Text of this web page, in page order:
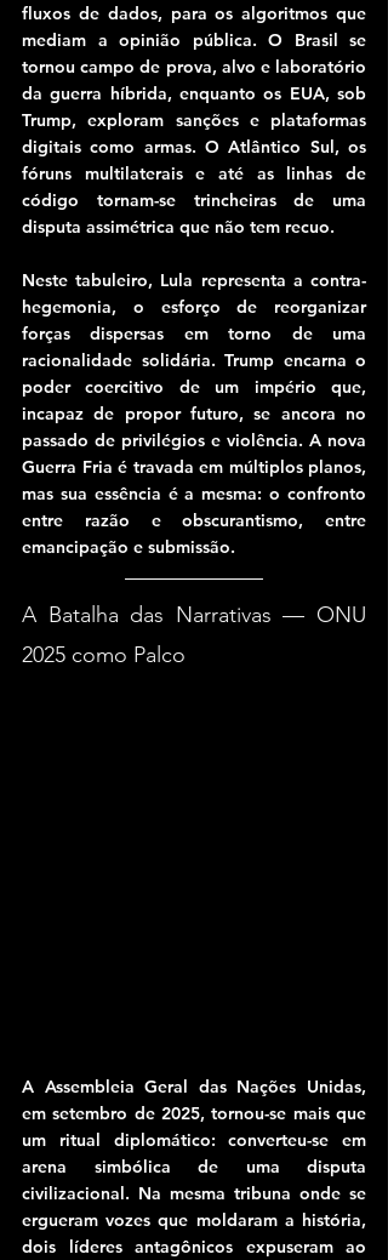
fluxos de dados, para os algoritmos que
mediam a opinião pública. O Brasil se
tornou campo de prova, alvo e laboratório
da guerra híbrida, enquanto os EUA, sob
Trump, exploram sanções e plataformas
digitais como armas. O Atlântico Sul, os
fóruns multilaterais e até as linhas de
código tornam-se trincheiras de uma
disputa assimétrica que não tem recuo.
Neste tabuleiro, Lula representa a contra-
hegemonia, o esforço de reorganizar
forças dispersas em torno de uma
racionalidade solidária. Trump encarna o
poder coercitivo de um império que,
incapaz de propor futuro, se ancora no
passado de privilégios e violência. A nova
Guerra Fria é travada em múltiplos planos,
mas sua essência é a mesma: o confronto
entre razão e obscurantismo, entre
emancipação e submissão.
A Batalha das Narrativas — ONU
2025 como Palco
A Assembleia Geral das Nações Unidas,
em setembro de 2025, tornou-se mais que
um ritual diplomático: converteu-se em
arena simbólica de uma disputa
civilizacional. Na mesma tribuna onde se
ergueram vozes que moldaram a história,
dois líderes antagônicos expuseram ao